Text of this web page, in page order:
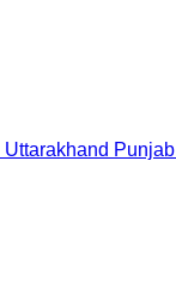
Uttarakhand Punjab